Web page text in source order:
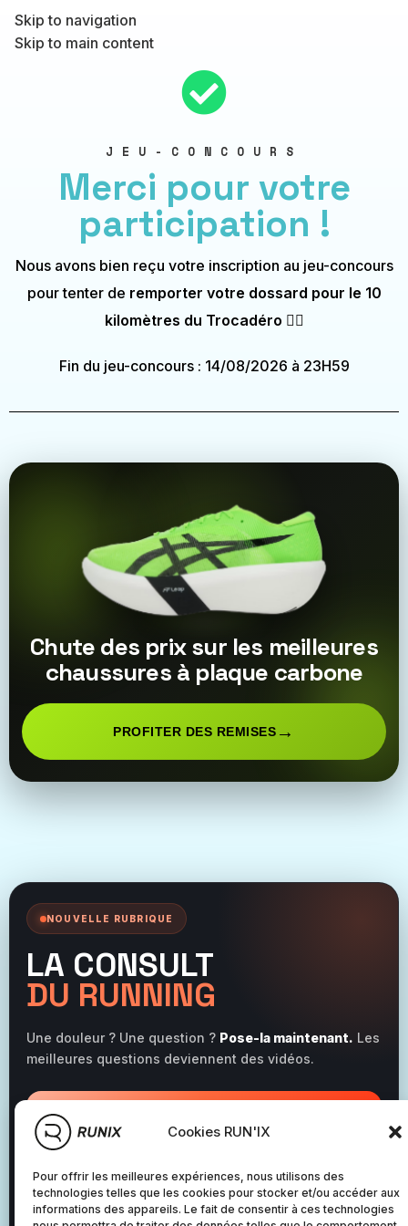
Cookies RUN'IX
Pour offrir les meilleures expériences, nous utilisons des
technologies telles que les cookies pour stocker et/ou accéder aux
informations des appareils. Le fait de consentir à ces technologies
Skip to navigation
Skip to main content
JEU-CONCOURS
Merci pour votre
participation !
Nous avons bien reçu votre inscription au jeu-concours
pour tenter de remporter votre dossard pour le 10
kilomètres du Trocadéro 🏃‍♀️
Fin du jeu-concours : 14/08/2026 à 23H59
Chute des prix sur les meilleures
chaussures à plaque carbone
PROFITER DES REMISES →
NOUVELLE RUBRIQUE
LA CONSULT
DU RUNNING
Une douleur ? Une question ? Pose-la maintenant. Les
meilleures questions deviennent des vidéos.
Des réponses concrètes.